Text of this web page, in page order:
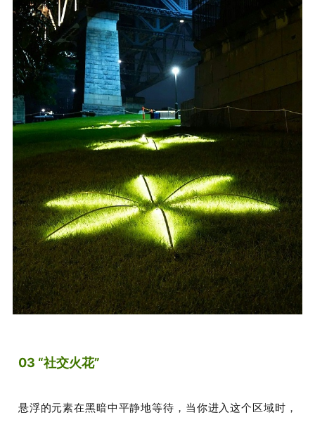
03 “社交火花”
悬浮的元素在黑暗中平静地等待，当你进入这个区域时，